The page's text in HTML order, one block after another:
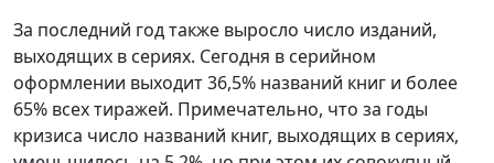
За последний год также выросло число изданий,
выходящих в сериях. Сегодня в серийном
оформлении выходит 36,5% названий книг и более
65% всех тиражей. Примечательно, что за годы
кризиса число названий книг, выходящих в сериях,